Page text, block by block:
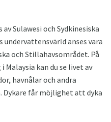
Sulawesi och Sydkinesiska
anses vara
och Stillahavsområdet. På
kan du se livet av
havnålar och andra
Dykare får möjlighet att dyka